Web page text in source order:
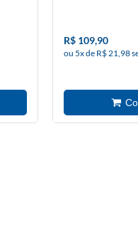
R$ 109,90
ou 5x de R$ 21,98